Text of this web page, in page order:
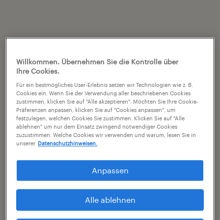
Willkommen. Übernehmen Sie die Kontrolle über
Ihre Cookies.
Für ein bestmögliches User-Erlebnis setzen wir Technologien wie z. B.
Cookies ein. Wenn Sie der Verwendung aller beschriebenen Cookies
zustimmen, klicken Sie auf "Alle akzeptieren". Möchten Sie Ihre Cookie-
Präferenzen anpassen, klicken Sie auf "Cookies anpassen", um
festzulegen, welchen Cookies Sie zustimmen. Klicken Sie auf "Alle
ablehnen" um nur dem Einsatz zwingend notwendiger Cookies
zuzustimmen. Welche Cookies wir verwenden und warum, lesen Sie in
unserer Datenschutzhinweisen.
Anpassen
Alle ablehnen